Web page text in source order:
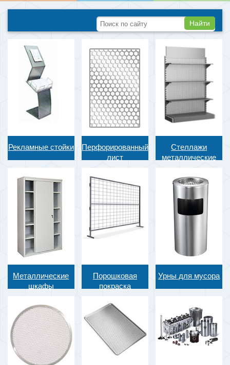
Найти
Рекламные стойки
Перфорированный
лист
Стеллажи
металлические
Металлические
шкафы
Порошковая
покраска
Урны для мусора